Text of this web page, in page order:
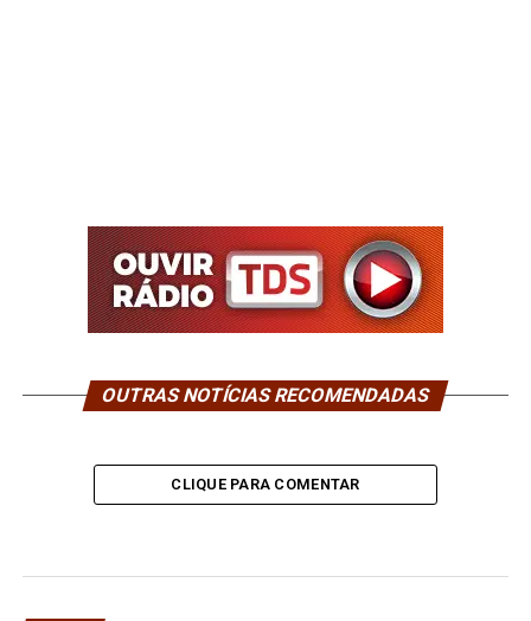
OUTRAS NOTÍCIAS RECOMENDADAS
CLIQUE PARA COMENTAR